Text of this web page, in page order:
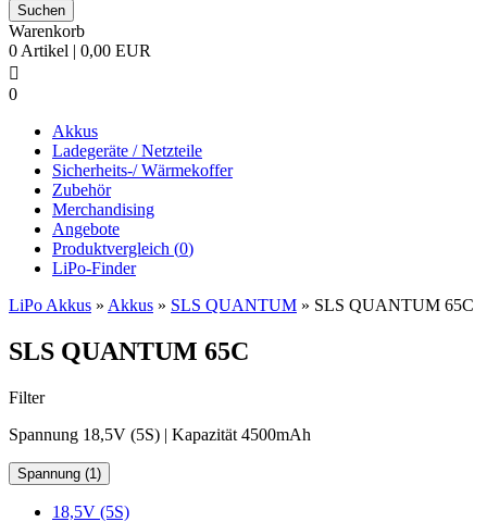
Warenkorb
0 Artikel | 0,00 EUR

0
Akkus
Ladegeräte / Netzteile
Sicherheits-/ Wärmekoffer
Zubehör
Merchandising
Angebote
Produktvergleich (0)
LiPo-Finder
LiPo Akkus » Akkus » SLS QUANTUM » SLS QUANTUM 65C
SLS QUANTUM 65C
Filter
Spannung 18,5V (5S) | Kapazität 4500mAh
Spannung (1)
18,5V (5S)